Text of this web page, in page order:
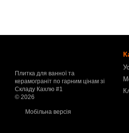
Плитка для ванної та
керамограніт по гарним цінам зі
Складу Кахлю #1
© 2026
Мобільна версія